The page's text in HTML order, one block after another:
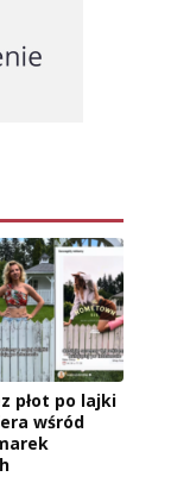
płot po lajki
wśród